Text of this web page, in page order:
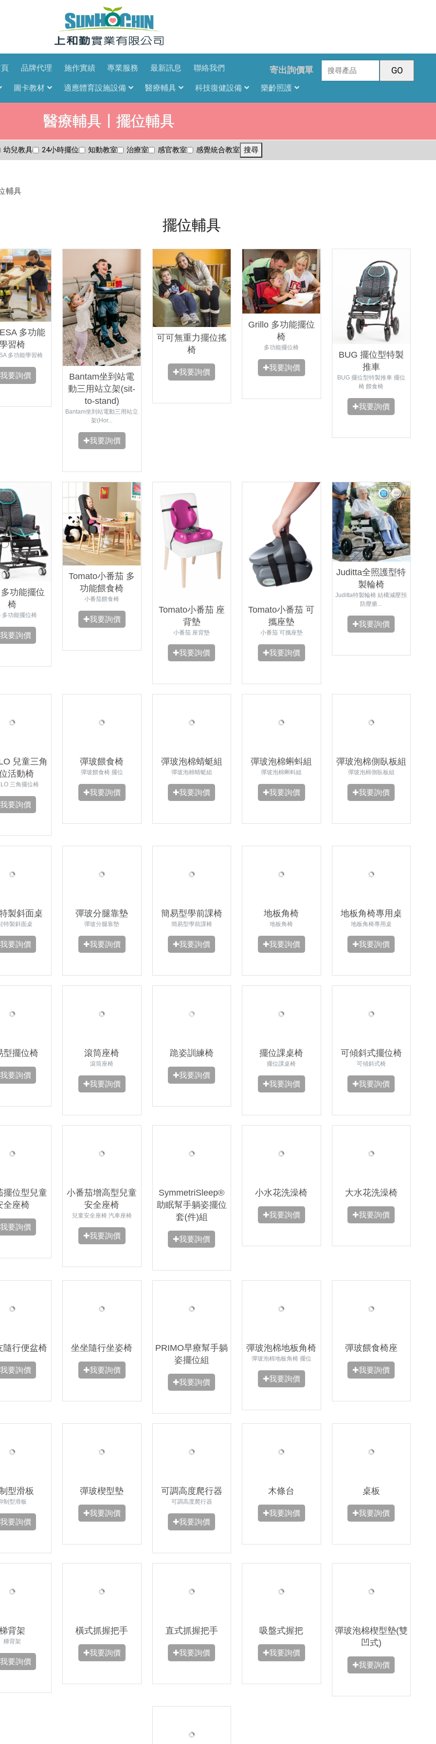
寄出詢價單
品牌代理 施作實績 專業服務 最新訊息 聯絡我們
圖卡教材 適應體育設施設備 醫療輔具 科技復健設備 樂齡照護
醫療輔具〡擺位輔具
幼兒教具 24小時擺位 知動教室 治療室 感官教室 感覺統合教室 搜尋
輔具
擺位輔具
多功能
習椅
多功能學習椅
要詢價
Bantam坐到站電
動三用站立架(sit-
to-stand)
Bantam坐到站電動三用站立
架(Hor...
✚我要詢價
可可無重力擺位搖
椅
✚我要詢價
Grillo 多功能擺位
椅
多功能擺位椅
✚我要詢價
BUG 擺位型特製
推車
BUG 擺位型特製推車 擺位
椅 餵食椅
✚我要詢價
功能擺位
椅
多功能擺位椅
要詢價
Tomato小番茄 多
功能餵食椅
小番茄餵食椅
✚我要詢價
Tomato小番茄 座
背墊
小番茄 座背墊
✚我要詢價
Tomato小番茄 可
攜座墊
小番茄 可攜座墊
✚我要詢價
Juditta全照護型特
製輪椅
Juditta特製輪椅 結構減壓預
防壓瘡...
✚我要詢價
兒童三角
活動椅
三角擺位椅
要詢價
彈玻餵食椅
彈玻餵食椅 擺位
✚我要詢價
彈玻泡棉蜻蜓組
彈玻泡棉蜻蜓組
✚我要詢價
彈玻泡棉蝌蚪組
彈玻泡棉蝌蚪組
✚我要詢價
彈玻泡棉側臥板組
彈玻泡棉側臥板組
✚我要詢價
製斜面桌
特製斜面桌
要詢價
彈玻分腿靠墊
彈玻分腿靠墊
✚我要詢價
簡易型學前課椅
簡易型學前課椅
✚我要詢價
地板角椅
地板角椅
✚我要詢價
地板角椅專用桌
地板角椅專用桌
✚我要詢價
型擺位椅
要詢價
滾筒座椅
滾筒座椅
✚我要詢價
跪姿訓練椅
✚我要詢價
擺位課桌椅
擺位課桌椅
✚我要詢價
可傾斜式擺位椅
可傾斜式椅
✚我要詢價
擺位型兒童
全座椅
要詢價
小番茄增高型兒童
安全座椅
兒童安全座椅 汽車座椅
✚我要詢價
SymmetriSleep®
助眠幫手躺姿擺位
套(件)組
✚我要詢價
小水花洗澡椅
✚我要詢價
大水花洗澡椅
✚我要詢價
隨行便盆椅
要詢價
坐坐隨行坐姿椅
✚我要詢價
PRIMO早療幫手躺
姿擺位組
✚我要詢價
彈玻泡棉地板角椅
彈玻泡棉地板角椅 擺位
✚我要詢價
彈玻餵食椅座
✚我要詢價
型滑板
制型滑板
要詢價
彈玻楔型墊
✚我要詢價
可調高度爬行器
可調高度爬行器
✚我要詢價
木條台
✚我要詢價
桌板
✚我要詢價
背架
梯背架
要詢價
橫式抓握把手
✚我要詢價
直式抓握把手
✚我要詢價
吸盤式握把
✚我要詢價
彈玻泡棉楔型墊(雙
凹式)
✚我要詢價